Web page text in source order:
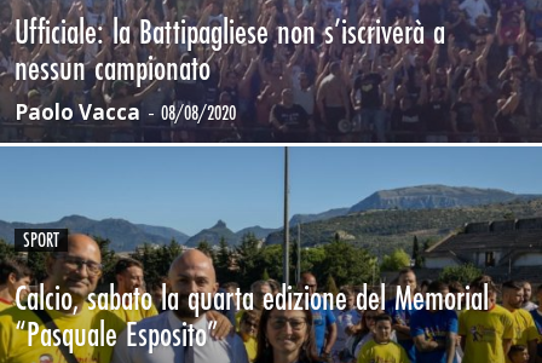
Ufficiale: la Battipagliese non s’iscriverà a
nessun campionato
Paolo Vacca - 08/08/2020
SPORT
Calcio, sabato la quarta edizione del Memorial
“Pasquale Esposito”